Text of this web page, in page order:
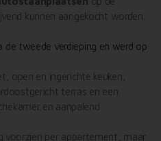
kunnen aangekocht worden.
tweede verdieping en werd op
open en ingerichte keuken,
terras en een
en aanpalend
voorzien per appartement, maar